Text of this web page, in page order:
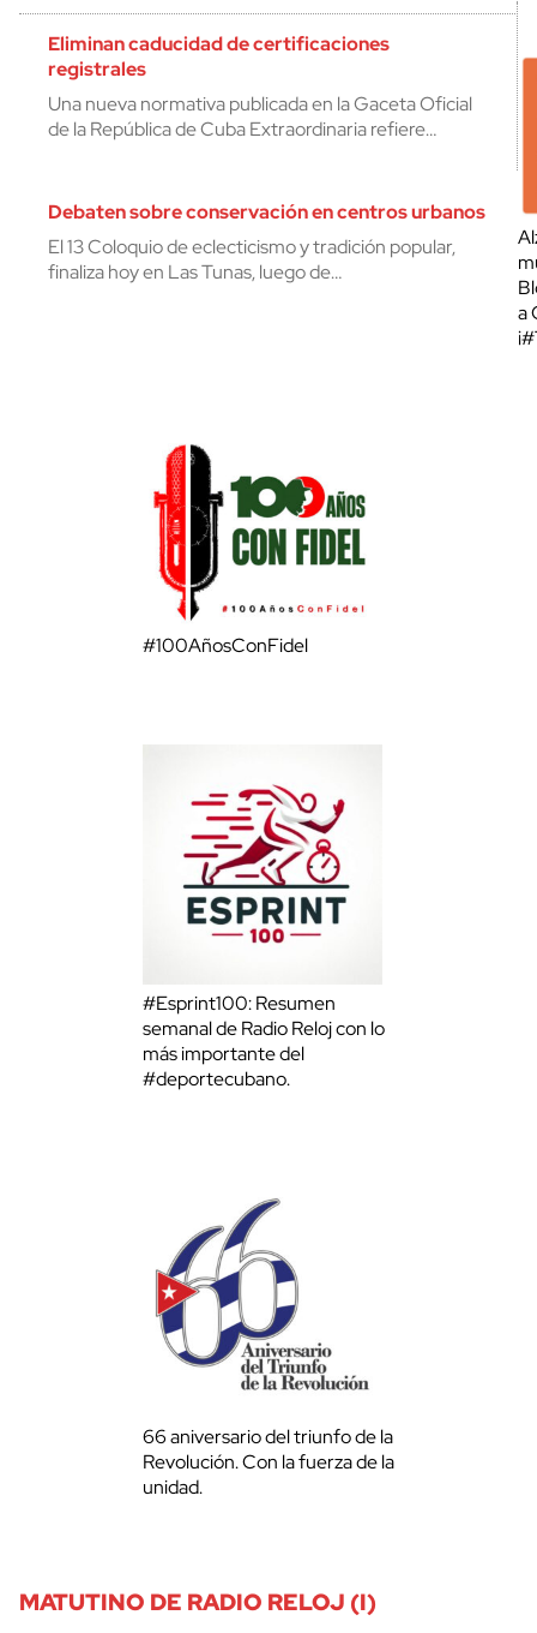
Eliminan caducidad de certificaciones
registrales
Una nueva normativa publicada en la Gaceta Oficial
de la República de Cuba Extraordinaria refiere…
Debaten sobre conservación en centros urbanos
El 13 Coloquio de eclecticismo y tradición popular,
finaliza hoy en Las Tunas, luego de…
a
#100AñosConFidel
#Esprint100: Resumen
semanal de Radio Reloj con lo
más importante del
#deportecubano.
66 aniversario del triunfo de la
Revolución. Con la fuerza de la
unidad.
MATUTINO DE RADIO RELOJ (I)